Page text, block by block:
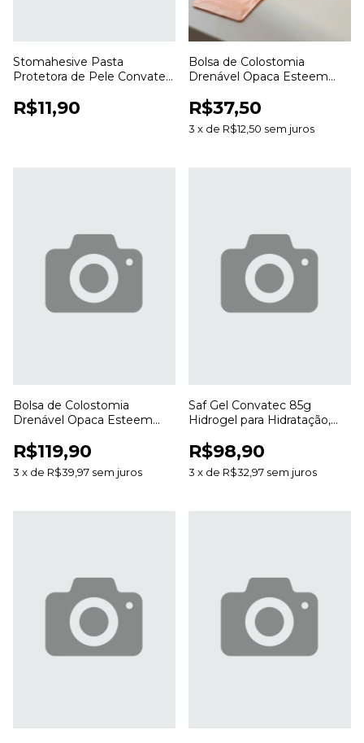
Stomahesive Pasta
Protetora de Pele Convatec
Estomias
R$11,90
Bolsa de Colostomia
Drenável Opaca Esteem
Estomias
R$37,50
3 x de R$12,50 sem juros
Bolsa de Colostomia
Drenável Opaca Esteem
Estomias
R$119,90
3 x de R$39,97 sem juros
Saf Gel Convatec 85g
Hidrogel para Hidratação,
de Feridas
R$98,90
3 x de R$32,97 sem juros